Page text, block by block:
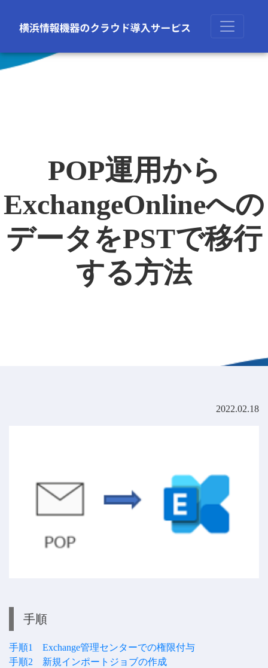
POP運用から
ExchangeOnlineへの
データをPSTで移行
する方法
2022.02.18
手順
手順1 Exchange管理センターでの権限付与
手順2 新規インポートジョブの作成